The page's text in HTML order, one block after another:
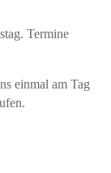
Termine
einmal am Tag